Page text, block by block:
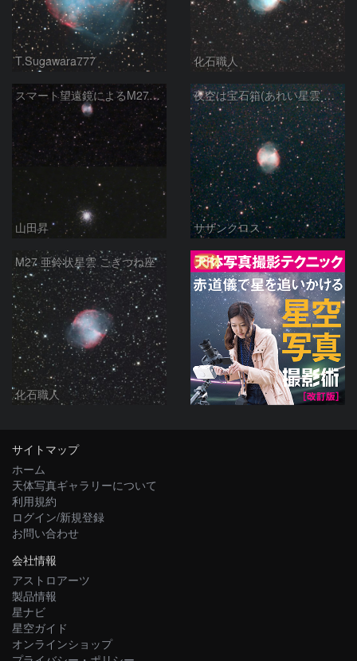
T.Sugawara777 化石職人
スマート望遠鏡によるM27とM13
山田昇
夜空は宝石箱(あれい星雲 M27) Seestar50
サザンクロス
M27 亜鈴状星雲 こぎつね座
化石職人
PR
サイトマップ
ホーム
天体写真ギャラリーについて
利用規約
ログイン/新規登録
お問い合わせ
会社情報
アストロアーツ
製品情報
星ナビ
星空ガイド
オンラインショップ